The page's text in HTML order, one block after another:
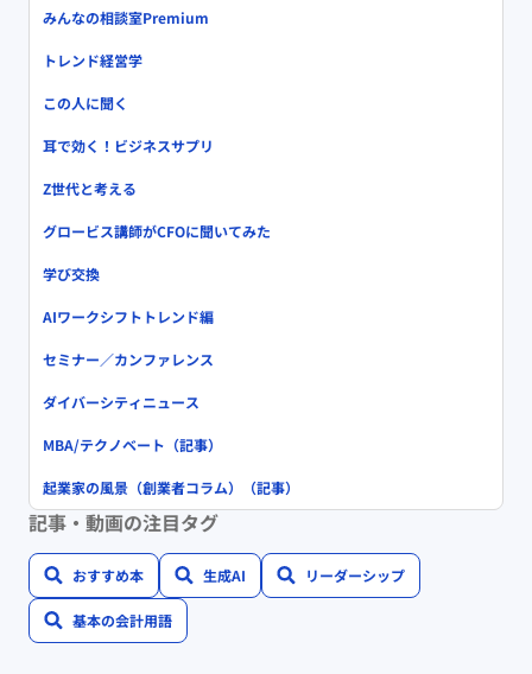
みんなの相談室Premium
トレンド経営学
この人に聞く
耳で効く！ビジネスサプリ
Z世代と考える
グロービス講師がCFOに聞いてみた
学び交換
AIワークシフトトレンド編
セミナー／カンファレンス
ダイバーシティニュース
MBA/テクノベート（記事）
起業家の風景（創業者コラム）（記事）
記事・動画の注目タグ
おすすめ本 生成AI リーダーシップ
基本の会計用語